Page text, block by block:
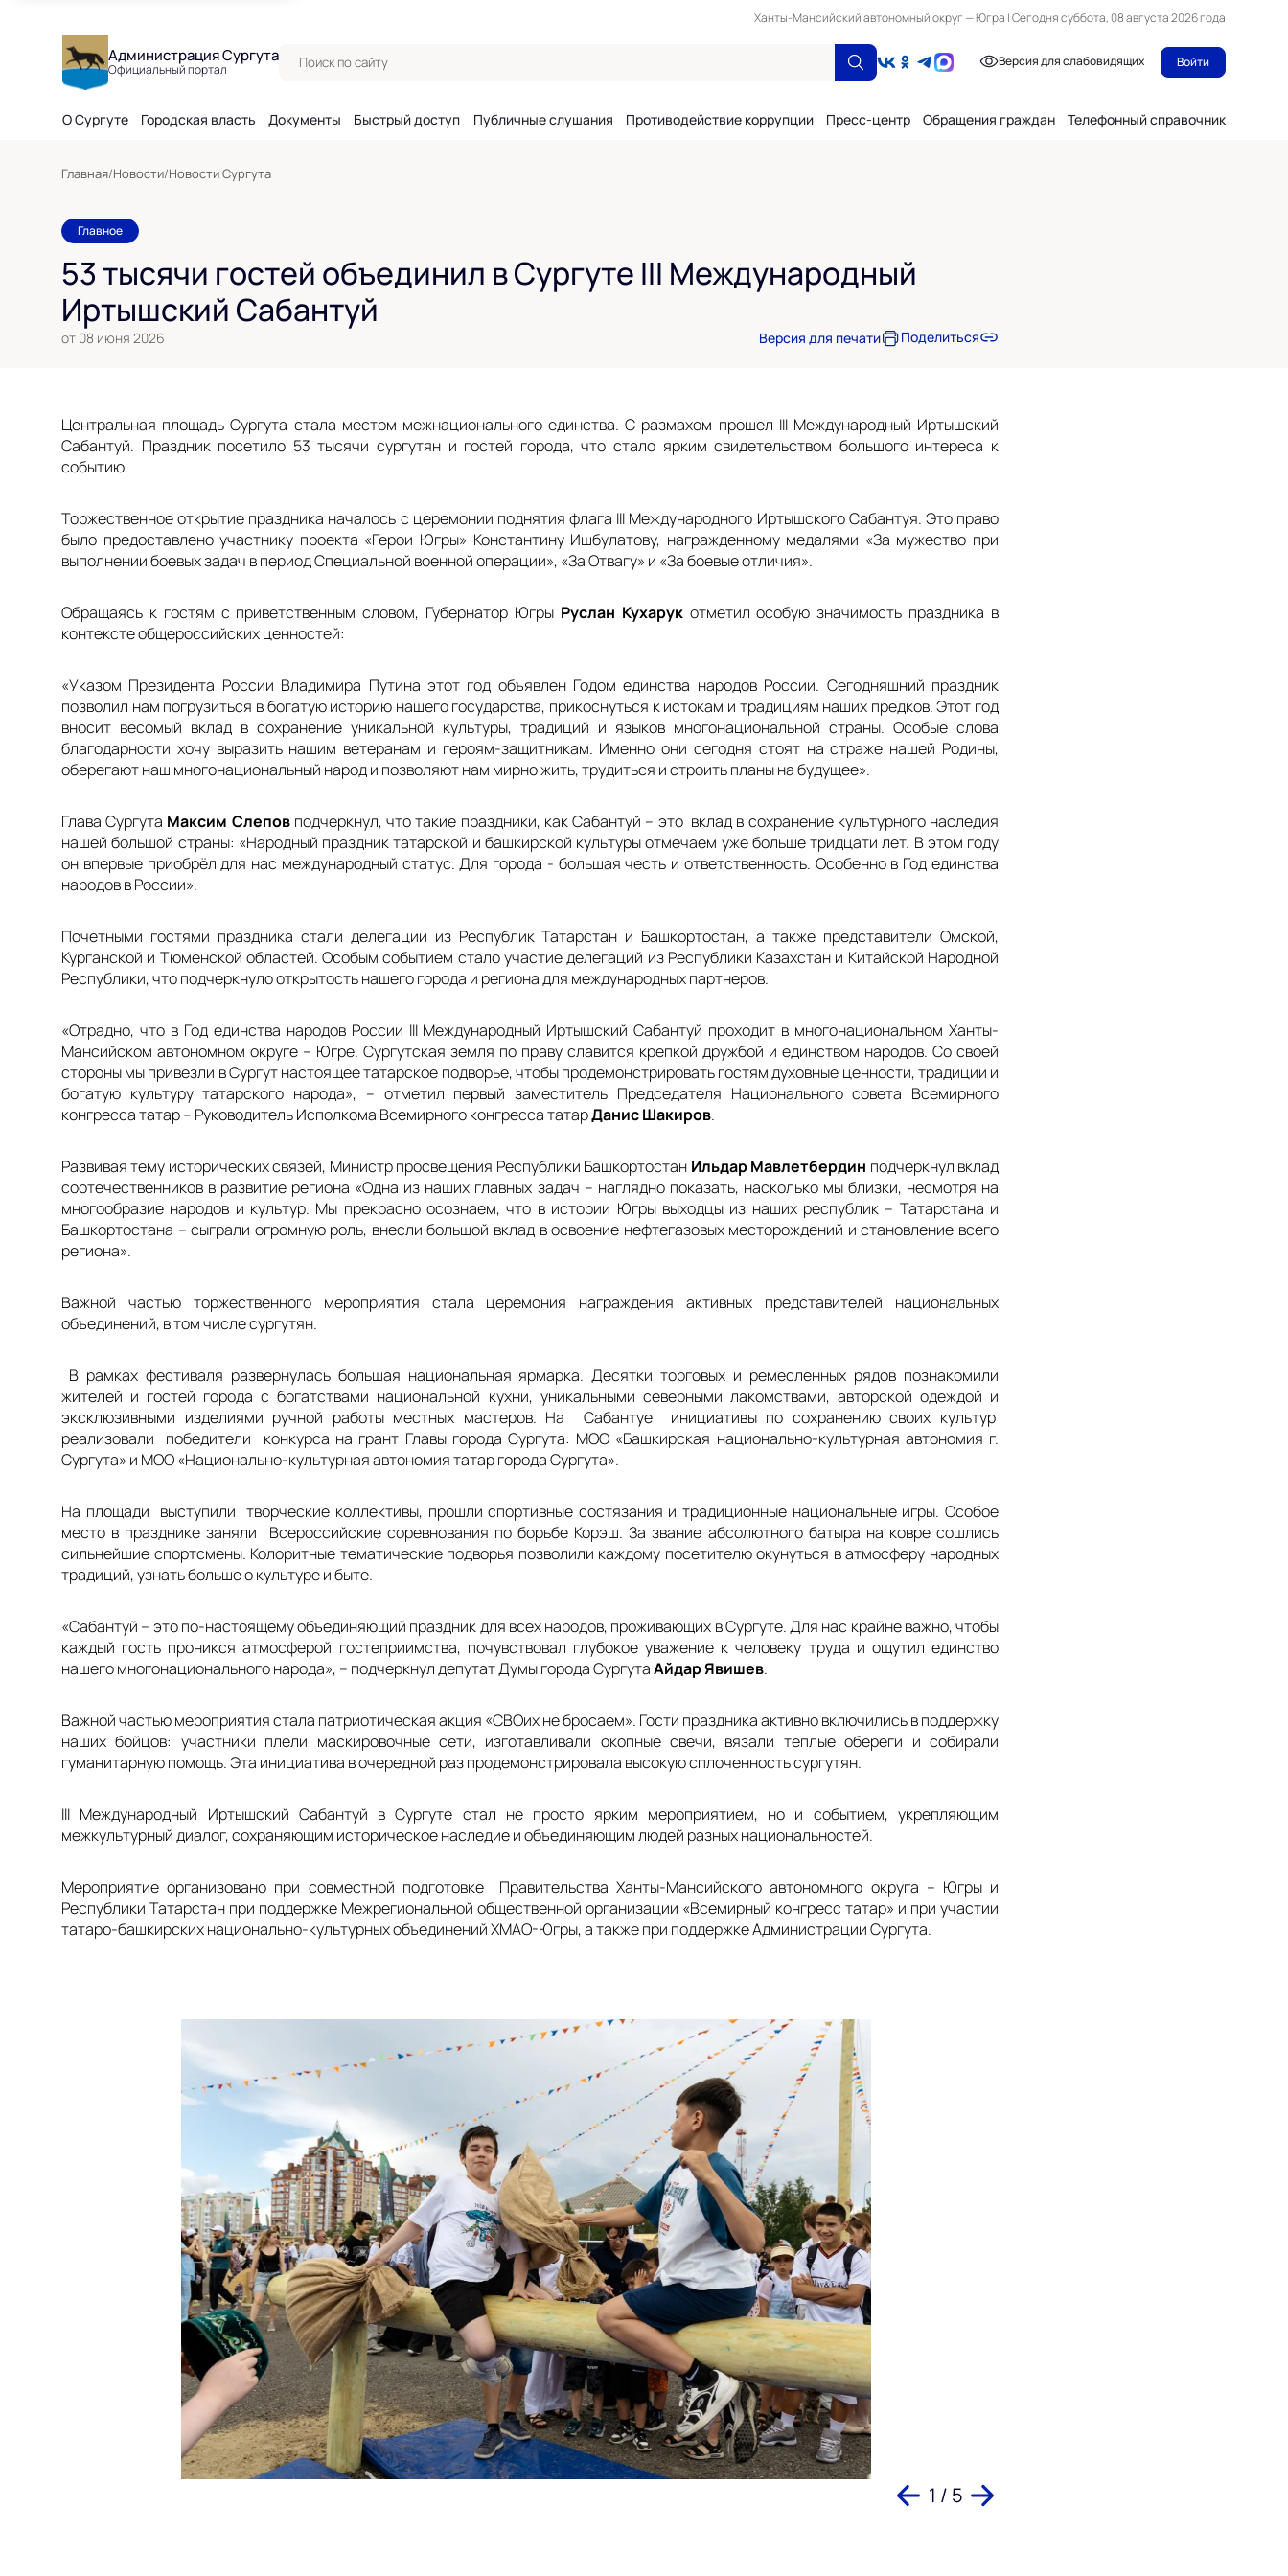
Ханты-Мансийский автономный округ — Югра | Сегодня суббота, 08 августа 2026 года
Администрация Сургута
Официальный портал
Поиск по сайту Версия для слабовидящих Войти
О Сургуте Городская власть Документы Быстрый доступ Публичные слушания Противодействие коррупции Пресс-центр Обращения граждан Телефонный справочник
Главная/Новости/Новости Сургута
Главное
53 тысячи гостей объединил в Сургуте III Международный
Иртышский Сабантуй
от 08 июня 2026 Версия для печати Поделиться
Центральная площадь Сургута стала местом межнационального единства. С размахом прошел III Международный Иртышский
Сабантуй. Праздник посетило 53 тысячи сургутян и гостей города, что стало ярким свидетельством большого интереса к
событию.
Торжественное открытие праздника началось с церемонии поднятия флага III Международного Иртышского Сабантуя. Это право
было предоставлено участнику проекта «Герои Югры» Константину Ишбулатову, награжденному медалями «За мужество при
выполнении боевых задач в период Специальной военной операции», «За Отвагу» и «За боевые отличия».
Обращаясь к гостям с приветственным словом, Губернатор Югры Руслан Кухарукотметил особую значимость праздника в
контексте общероссийских ценностей:
«Указом Президента России Владимира Путина этот год объявлен Годом единства народов России. Сегодняшний праздник
позволил нам погрузиться в богатую историю нашего государства, прикоснуться к истокам и традициям наших предков. Этот год
вносит весомый вклад в сохранение уникальной культуры, традиций и языков многонациональной страны. Особые слова
благодарности хочу выразить нашим ветеранам и героям-защитникам. Именно они сегодня стоят на страже нашей Родины,
оберегают наш многонациональный народ и позволяют нам мирно жить, трудиться и строить планы на будущее».
Глава Сургута Максим Слеповподчеркнул, что такие праздники, как Сабантуй – это вклад в сохранение культурного наследия
нашей большой страны: «Народный праздник татарской и башкирской культуры отмечаем уже больше тридцати лет. В этом году
он впервые приобрёл для нас международный статус. Для города - большая честь и ответственность. Особенно в Год единства
народов в России».
Почетными гостями праздника стали делегации из Республик Татарстан и Башкортостан, а также представители Омской,
Курганской и Тюменской областей. Особым событием стало участие делегаций из Республики Казахстан и Китайской Народной
Республики, что подчеркнуло открытость нашего города и региона для международных партнеров.
«Отрадно, что в Год единства народов России III Международный Иртышский Сабантуй проходит в многонациональном Ханты-
Мансийском автономном округе – Югре. Сургутская земля по праву славится крепкой дружбой и единством народов. Со своей
стороны мы привезли в Сургут настоящее татарское подворье, чтобы продемонстрировать гостям духовные ценности, традиции и
богатую культуру татарского народа», – отметил первый заместитель Председателя Национального совета Всемирного
конгресса татар – Руководитель Исполкома Всемирного конгресса татарДанис Шакиров.
Развивая тему исторических связей, Министр просвещения Республики Башкортостан Ильдар Мавлетбердин подчеркнул вклад
соотечественников в развитие региона «Одна из наших главных задач – наглядно показать, насколько мы близки, несмотря на
многообразие народов и культур. Мы прекрасно осознаем, что в истории Югры выходцы из наших республик – Татарстана и
Башкортостана – сыграли огромную роль, внесли большой вклад в освоение нефтегазовых месторождений и становление всего
региона».
Важной частью торжественного мероприятия стала церемония награждения активных представителей национальных
объединений, в том числе сургутян.
В рамках фестиваля развернулась большая национальная ярмарка. Десятки торговых и ремесленных рядов познакомили
жителей и гостей города с богатствами национальной кухни, уникальными северными лакомствами, авторской одеждой и
эксклюзивными изделиями ручной работы местных мастеров. На Сабантуе инициативы по сохранению своих культур
реализовали победители конкурса на грант Главы города Сургута: МОО «Башкирская национально-культурная автономия г.
Сургута» и МОО «Национально-культурная автономия татар города Сургута».
На площади выступили творческие коллективы, прошли спортивные состязания и традиционные национальные игры. Особое
место в празднике заняли Всероссийские соревнования по борьбе Корэш. За звание абсолютного батыра на ковре сошлись
сильнейшие спортсмены. Колоритные тематические подворья позволили каждому посетителю окунуться в атмосферу народных
традиций, узнать больше о культуре и быте.
«Сабантуй – это по-настоящему объединяющий праздник для всех народов, проживающих в Сургуте. Для нас крайне важно, чтобы
каждый гость проникся атмосферой гостеприимства, почувствовал глубокое уважение к человеку труда и ощутил единство
нашего многонационального народа», – подчеркнул депутат Думы города СургутаАйдар Явишев.
Важной частью мероприятия стала патриотическая акция «СВОих не бросаем». Гости праздника активно включились в поддержку
наших бойцов: участники плели маскировочные сети, изготавливали окопные свечи, вязали теплые обереги и собирали
гуманитарную помощь. Эта инициатива в очередной раз продемонстрировала высокую сплоченность сургутян.
III Международный Иртышский Сабантуй в Сургуте стал не просто ярким мероприятием, но и событием, укрепляющим
межкультурный диалог, сохраняющим историческое наследие и объединяющим людей разных национальностей.
Мероприятие организовано при совместной подготовке Правительства Ханты-Мансийского автономного округа – Югры и
Республики Татарстан при поддержке Межрегиональной общественной организации «Всемирный конгресс татар» и при участии
татаро-башкирских национально-культурных объединений ХМАО-Югры, а также при поддержке Администрации Сургута.
1 / 5